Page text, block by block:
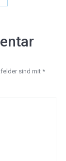
LinkedIn
sind mit *